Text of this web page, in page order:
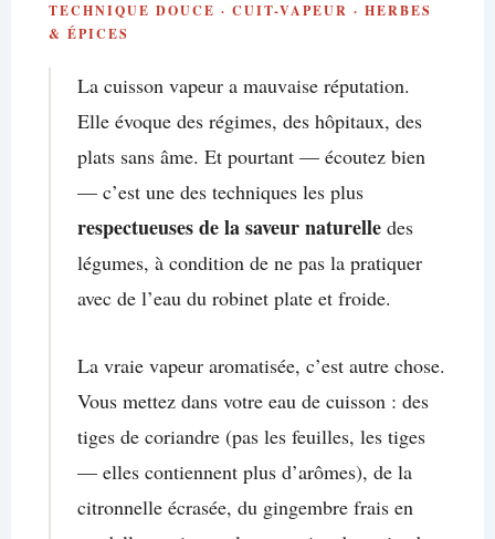
TECHNIQUE DOUCE · CUIT-VAPEUR · HERBES
& ÉPICES
La cuisson vapeur a mauvaise réputation.
Elle évoque des régimes, des hôpitaux, des
plats sans âme. Et pourtant — écoutez bien
— c’est une des techniques les plus
respectueuses de la saveur naturelledes
légumes, à condition de ne pas la pratiquer
avec de l’eau du robinet plate et froide.
La vraie vapeur aromatisée, c’est autre chose.
Vous mettez dans votre eau de cuisson : des
tiges de coriandre (pas les feuilles, les tiges
— elles contiennent plus d’arômes), de la
citronnelle écrasée, du gingembre frais en